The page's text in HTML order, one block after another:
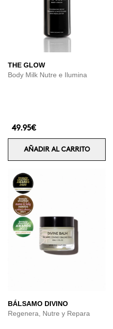
THE GLOW
Body Milk Nutre e Ilumina
49.95€
AÑADIR AL CARRITO
BÁLSAMO DIVINO
Regenera, Nutre y Repara